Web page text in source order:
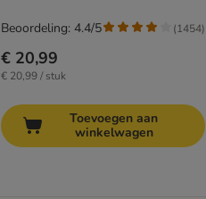
€ 20,99
€ 20,99 / stuk
Beoordeling: 4.4/5 (1454)
Toevoegen aan
winkelwagen